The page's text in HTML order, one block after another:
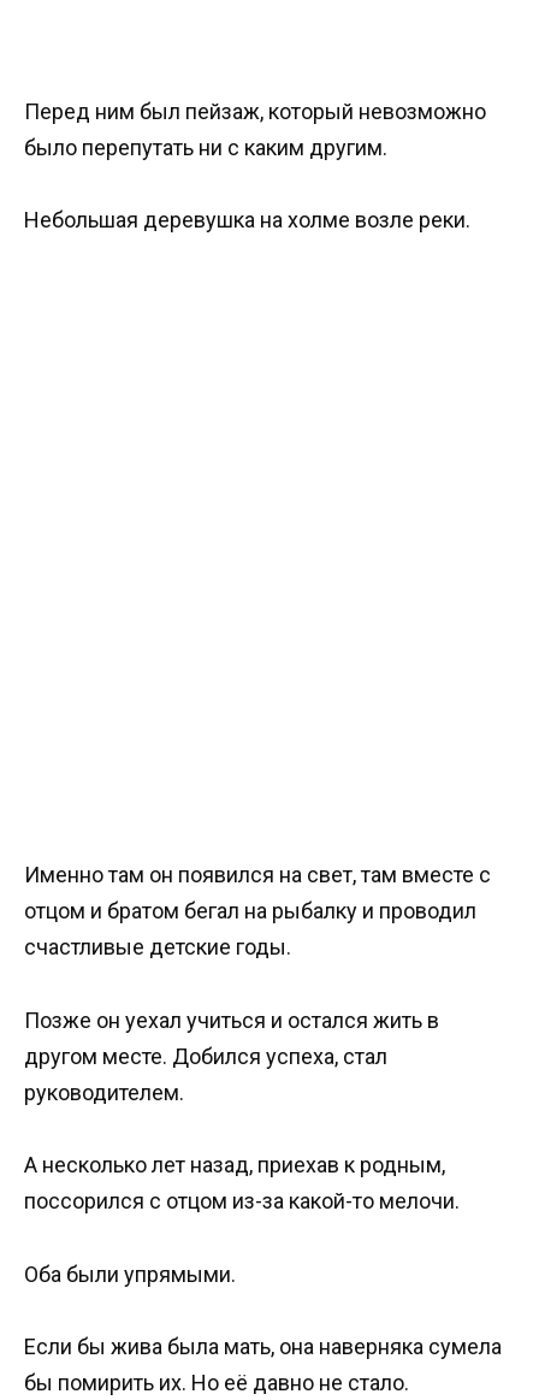
Перед ним был пейзаж, который невозможно
было перепутать ни с каким другим.
Небольшая деревушка на холме возле реки.
Именно там он появился на свет, там вместе с
отцом и братом бегал на рыбалку и проводил
счастливые детские годы.
Позже он уехал учиться и остался жить в
другом месте. Добился успеха, стал
руководителем.
А несколько лет назад, приехав к родным,
поссорился с отцом из-за какой-то мелочи.
Оба были упрямыми.
Если бы жива была мать, она наверняка сумела
бы помирить их. Но её давно не стало.